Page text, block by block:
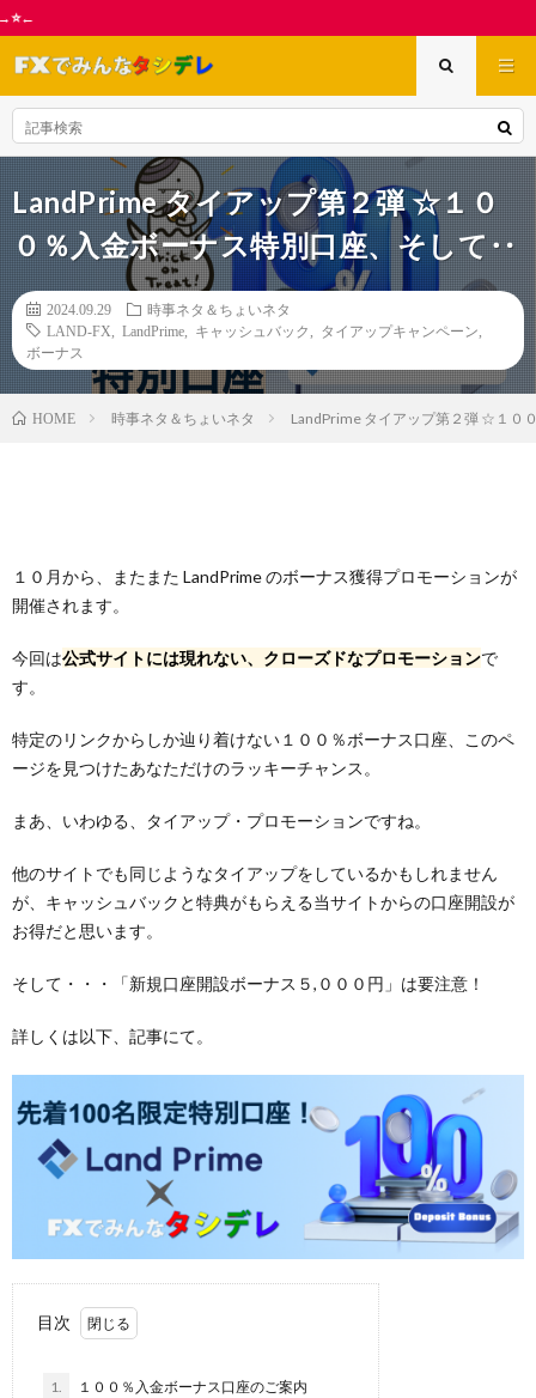
LandPrime タイアップ第２弾 ☆１０
０％入金ボーナス特別口座、そして‥
2024.09.29
時事ネタ＆ちょいネタ
LAND-FX
LandPrime キャッシュバック タイアップキャンペーン
ボーナス
HOME 時事ネタ＆ちょいネタ LandPrime タイアップ第２弾 ☆１０
１０月から、またまた LandPrime のボーナス獲得プロモーションが
開催されます。
今回は公式サイトには現れない、クローズドなプロモーションで
す。
特定のリンクからしか辿り着けない１００％ボーナス口座、このペ
ージを見つけたあなただけのラッキーチャンス。
まあ、いわゆる、タイアップ・プロモーションですね。
他のサイトでも同じようなタイアップをしているかもしれません
が、キャッシュバックと特典がもらえる当サイトからの口座開設が
お得だと思います。
そして・・・「新規口座開設ボーナス５,０００円」は要注意！
詳しくは以下、記事にて。
目次
1. １００％入金ボーナス口座のご案内